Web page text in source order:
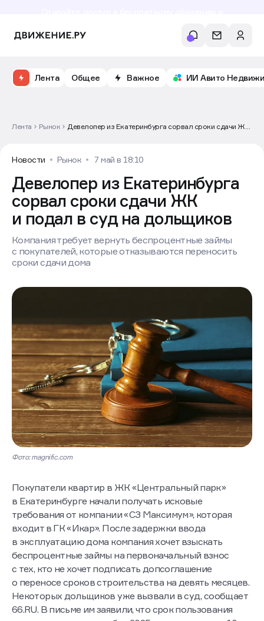
Новости Рынок 7 май в 18:10
Девелопер из Екатеринбурга
сорвал сроки сдачи ЖК
и подал в суд на дольщиков
Компания требует вернуть беспроцентные займы
с покупателей, которые отказываются переносить
Покупатели квартир в ЖК «Центральный парк»
в Екатеринбурге начали получать исковые
требования от компании «СЗ Максимум», которая
входит в ГК «Икар». После задержки ввода
в эксплуатацию дома компания хочет взыскать
беспроцентные займы на первоначальный взнос
с тех, кто не хочет подписать допсоглашение
о переносе сроков строительства на девять месяцев.
Некоторых дольщиков уже вызвали в суд, сообщает